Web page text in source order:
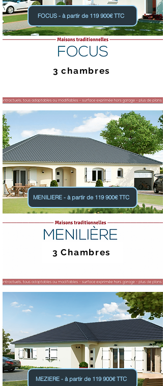
FOCUS - à partir de 119 900€ TTC
3 chambres
MENILIERE - à partir de 119 900€ TTC
3 Chambres
MEZIERE - à partir de 119 900€ TTC